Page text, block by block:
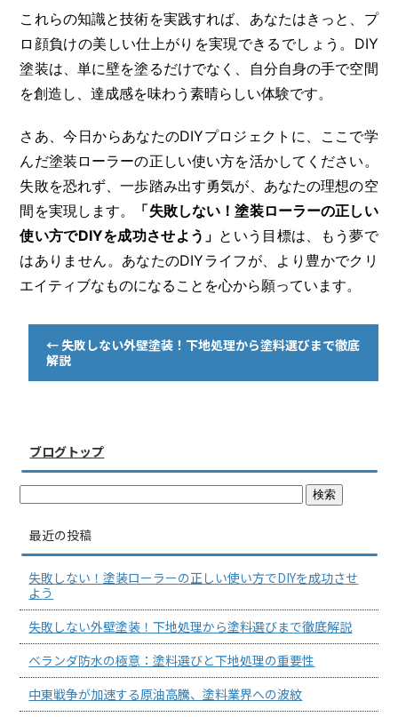
これらの知識と技術を実践すれば、あなたはきっと、プ
ロ顔負けの美しい仕上がりを実現できるでしょう。DIY
塗装は、単に壁を塗るだけでなく、自分自身の手で空間
を創造し、達成感を味わう素晴らしい体験です。
さあ、今日からあなたのDIYプロジェクトに、ここで学
んだ塗装ローラーの正しい使い方を活かしてください。
失敗を恐れず、一歩踏み出す勇気が、あなたの理想の空
間を実現します。
「失敗しない！塗装ローラーの正しい
使い方でDIYを成功させよう」 という目標は、もう夢で
はありません。あなたのDIYライフが、より豊かでクリ
エイティブなものになることを心から願っています。
← 失敗しない外壁塗装！下地処理から塗料選びまで徹底
解説
ブログトップ
最近の投稿
失敗しない！塗装ローラーの正しい使い方でDIYを成功させ
よう
失敗しない外壁塗装！下地処理から塗料選びまで徹底解説
ベランダ防水の極意：塗料選びと下地処理の重要性
中東戦争が加速する原油高騰、塗料業界への波紋